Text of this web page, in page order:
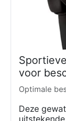
voor
Optimale
Deze